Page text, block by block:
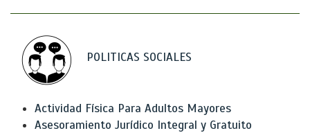
POLITICAS SOCIALES
Actividad Física Para Adultos Mayores
Asesoramiento Jurídico Integral y Gratuito